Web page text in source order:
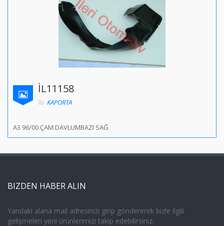
İL11158
KAPORTA
A3 96/00 ÇAM.DAVLUMBAZI SAĞ
BIZDEN HABER ALIN
Yandaki alana mail adresinizi girip göndererek bizle ilgili
gelişmeleri yeni ürünlerimizi takip edebilirsiniz.